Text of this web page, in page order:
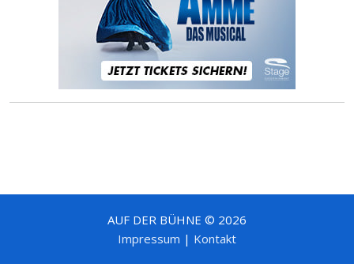
AUF DER BÜHNE © 2026
Impressum | Kontakt